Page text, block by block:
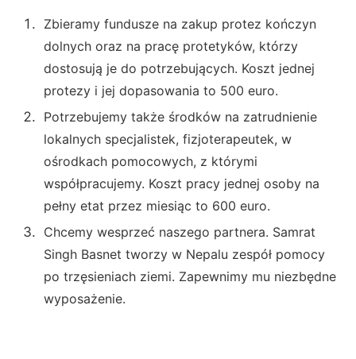
Zbieramy fundusze na zakup protez kończyn
dolnych oraz na pracę protetyków, którzy
dostosują je do potrzebujących. Koszt jednej
protezy i jej dopasowania to 500 euro.
Potrzebujemy także środków na zatrudnienie
lokalnych specjalistek, fizjoterapeutek, w
ośrodkach pomocowych, z którymi
współpracujemy. Koszt pracy jednej osoby na
pełny etat przez miesiąc to 600 euro.
Chcemy wesprzeć naszego partnera. Samrat
Singh Basnet tworzy w Nepalu zespół pomocy
po trzęsieniach ziemi. Zapewnimy mu niezbędne
wyposażenie.